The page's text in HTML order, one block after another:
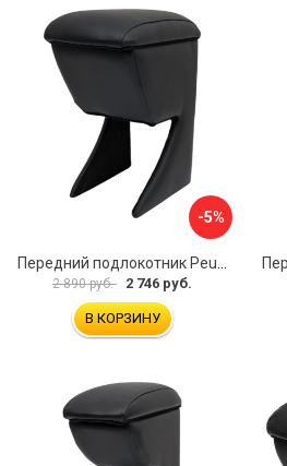
-5%
Передний подлокотник Peugeot 107 2006-2011 AVTOLIDER1 PP-Peugeot-107-01
2 890 руб. 2 746 руб.
В КОРЗИНУ